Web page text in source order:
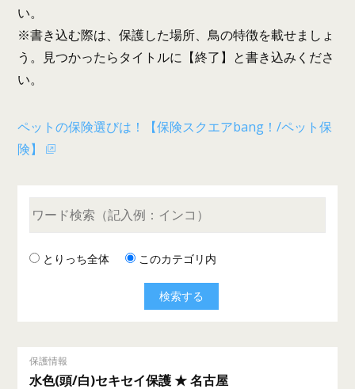
い。
※書き込む際は、保護した場所、鳥の特徴を載せましょ
う。見つかったらタイトルに【終了】と書き込みくださ
い。
ペットの保険選びは！【保険スクエアbang！/ペット保
険】
とりっち全体 このカテゴリ内
保護情報
水色(頭/白)セキセイ保護 ★ 名古屋